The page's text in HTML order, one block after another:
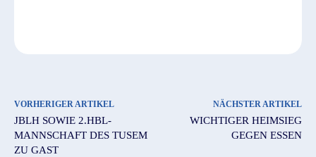
VORHERIGER ARTIKEL
JBLH SOWIE 2.HBL-
MANNSCHAFT DES TUSEM
ZU GAST
NÄCHSTER ARTIKEL
WICHTIGER HEIMSIEG
GEGEN ESSEN